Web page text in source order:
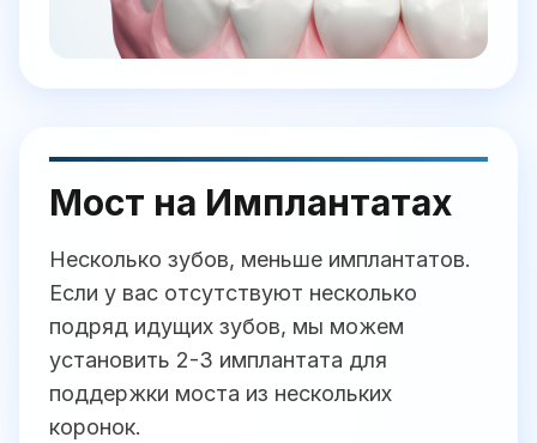
Мост на Имплантатах
Несколько зубов, меньше имплантатов.
Если у вас отсутствуют несколько
подряд идущих зубов, мы можем
установить 2-3 имплантата для
поддержки моста из нескольких
коронок.